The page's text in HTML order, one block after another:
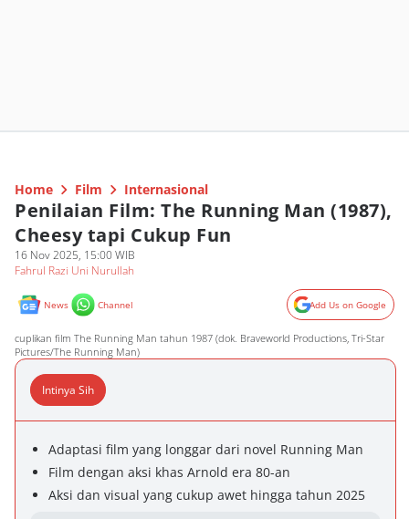
Home Film Internasional
Penilaian Film: The Running Man (1987),
Cheesy tapi Cukup Fun
16 Nov 2025, 15:00 WIB
Fahrul Razi Uni Nurullah
News Channel Add Us on Google
cuplikan film The Running Man tahun 1987 (dok. Braveworld Productions, Tri-Star
Pictures/The Running Man)
Intinya Sih
Adaptasi film yang longgar dari novel Running Man
Film dengan aksi khas Arnold era 80-an
Aksi dan visual yang cukup awet hingga tahun 2025